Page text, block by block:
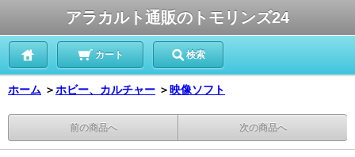
アラカルト通販のトモリンズ24
カート 検索
ホーム ＞ホビー、カルチャー ＞ 映像ソフト
前の商品へ 次の商品へ